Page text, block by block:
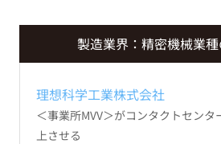
製造業界：精密機械業
理想科学工業株式会社
＜事業所MVV＞がコンタクトセンタ
上させる